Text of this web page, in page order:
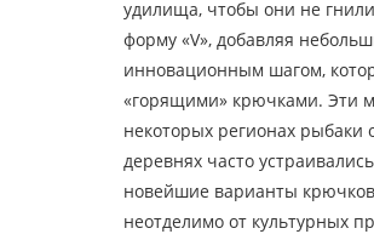
удилища, чтобы они не
форму «V», добавляя
инновационным шагом,
«горящими» крючками. Эти
некоторых регионах рыбаки
деревнях часто
новейшие варианты
неотделимо от культурных